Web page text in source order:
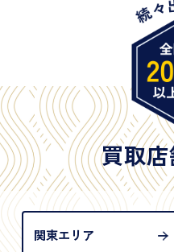
・旧パスポート
※原則として「公的
年月日が記載され
※日本国政府発行の
※2020年2月4日以降
は「所持人記入欄
め、単体では古物営
められない（住所確
が必要となります
買取
関東エリア